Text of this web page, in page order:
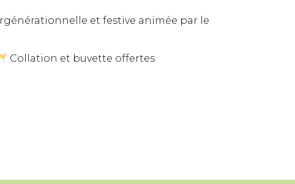
et festive animée par le
Collation et buvette offertes